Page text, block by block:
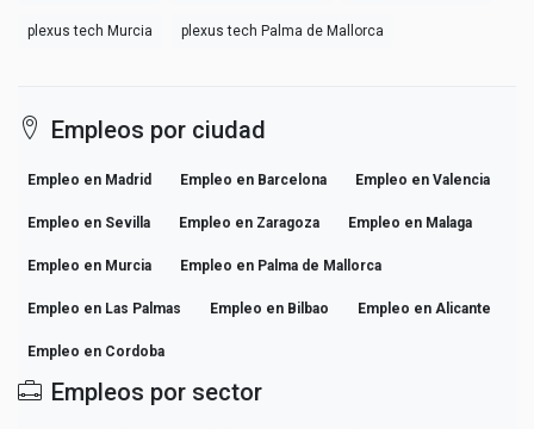
plexus tech Murcia plexus tech Palma de Mallorca
Empleos por ciudad
Empleo en Madrid Empleo en Barcelona Empleo en Valencia
Empleo en Sevilla Empleo en Zaragoza Empleo en Malaga
Empleo en Murcia Empleo en Palma de Mallorca
Empleo en Las Palmas Empleo en Bilbao Empleo en Alicante
Empleo en Cordoba
Empleos por sector